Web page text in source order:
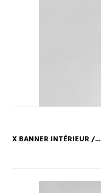
X BANNER INTÉRIEUR /...